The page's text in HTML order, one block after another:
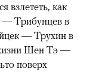
взлететь, как
— Трибунцев в
— Трухин в
Шен Тэ —
поверх